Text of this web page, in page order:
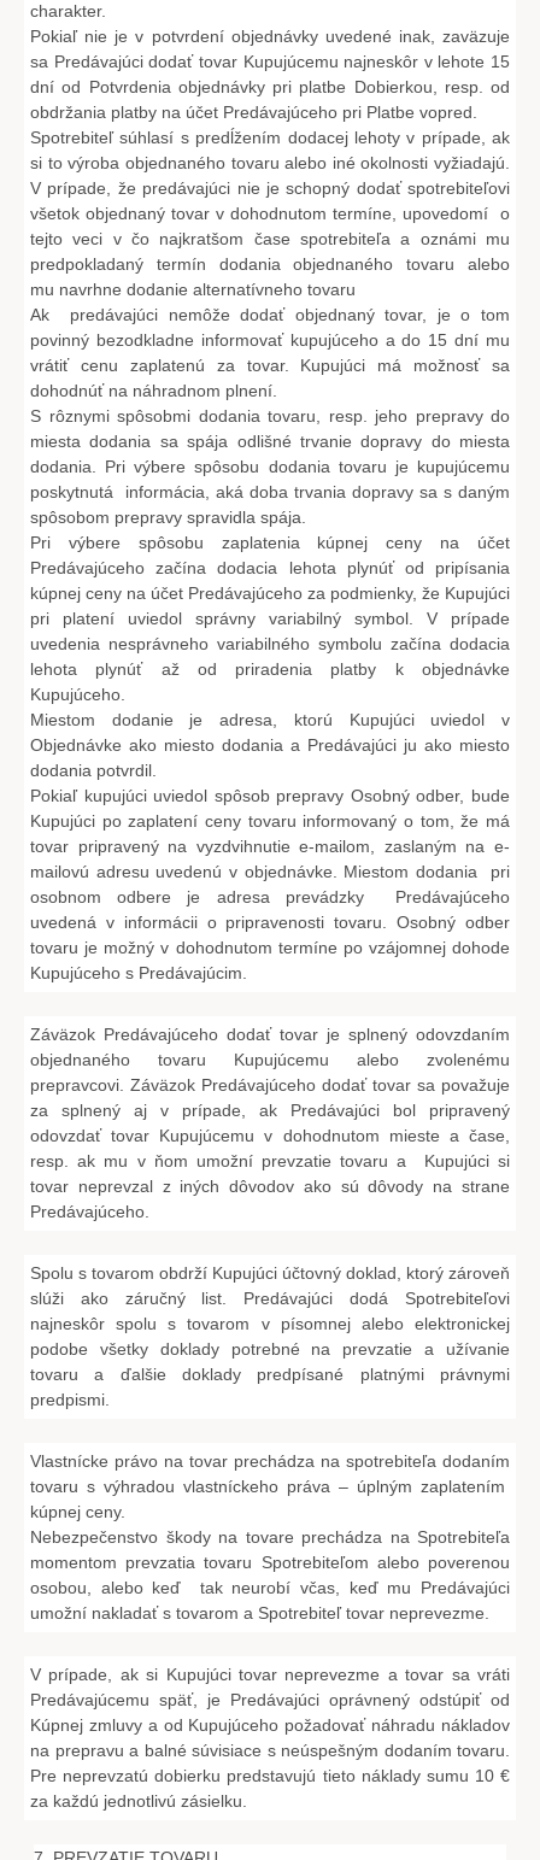
charakter.
Pokiaľ nie je v potvrdení objednávky uvedené inak, zaväzuje
sa Predávajúci dodať tovar Kupujúcemu najneskôr v lehote 15
dní od Potvrdenia objednávky pri platbe Dobierkou, resp. od
obdržania platby na účet Predávajúceho pri Platbe vopred.
Spotrebiteľ súhlasí s predĺžením dodacej lehoty v prípade, ak
si to výroba objednaného tovaru alebo iné okolnosti vyžiadajú.
V prípade, že predávajúci nie je schopný dodať spotrebiteľovi
všetok objednaný tovar v dohodnutom termíne, upovedomí o
tejto veci v čo najkratšom čase spotrebiteľa a oznámi mu
predpokladaný termín dodania objednaného tovaru alebo
mu navrhne dodanie alternatívneho tovaru
Ak predávajúci nemôže dodať objednaný tovar, je o tom
povinný bezodkladne informovať kupujúceho a do 15 dní mu
vrátiť cenu zaplatenú za tovar. Kupujúci má možnosť sa
dohodnúť na náhradnom plnení.
S rôznymi spôsobmi dodania tovaru, resp. jeho prepravy do
miesta dodania sa spája odlišné trvanie dopravy do miesta
dodania. Pri výbere spôsobu dodania tovaru je kupujúcemu
poskytnutá informácia, aká doba trvania dopravy sa s daným
spôsobom prepravy spravidla spája.
Pri výbere spôsobu zaplatenia kúpnej ceny na účet
Predávajúceho začína dodacia lehota plynúť od pripísania
kúpnej ceny na účet Predávajúceho za podmienky, že Kupujúci
pri platení uviedol správny variabilný symbol. V prípade
uvedenia nesprávneho variabilného symbolu začína dodacia
lehota plynúť až od priradenia platby k objednávke
Kupujúceho.
Miestom dodanie je adresa, ktorú Kupujúci uviedol v
Objednávke ako miesto dodania a Predávajúci ju ako miesto
dodania potvrdil.
Pokiaľ kupujúci uviedol spôsob prepravy Osobný odber, bude
Kupujúci po zaplatení ceny tovaru informovaný o tom, že má
tovar pripravený na vyzdvihnutie e-mailom, zaslaným na e-
mailovú adresu uvedenú v objednávke. Miestom dodania pri
osobnom odbere je adresa prevádzky Predávajúceho
uvedená v informácii o pripravenosti tovaru. Osobný odber
tovaru je možný v dohodnutom termíne po vzájomnej dohode
Kupujúceho s Predávajúcim.
Záväzok Predávajúceho dodať tovar je splnený odovzdaním
objednaného tovaru Kupujúcemu alebo zvolenému
prepravcovi. Záväzok Predávajúceho dodať tovar sa považuje
za splnený aj v prípade, ak Predávajúci bol pripravený
odovzdať tovar Kupujúcemu v dohodnutom mieste a čase,
resp. ak mu v ňom umožní prevzatie tovaru a Kupujúci si
tovar neprevzal z iných dôvodov ako sú dôvody na strane
Predávajúceho.
Spolu s tovarom obdrží Kupujúci účtovný doklad, ktorý zároveň
slúži ako záručný list. Predávajúci dodá Spotrebiteľovi
najneskôr spolu s tovarom v písomnej alebo elektronickej
podobe všetky doklady potrebné na prevzatie a užívanie
tovaru a ďalšie doklady predpísané platnými právnymi
predpismi.
Vlastnícke právo na tovar prechádza na spotrebiteľa dodaním
tovaru s výhradou vlastníckeho práva – úplným zaplatením
kúpnej ceny.
Nebezpečenstvo škody na tovare prechádza na Spotrebiteľa
momentom prevzatia tovaru Spotrebiteľom alebo poverenou
osobou, alebo keď tak neurobí včas, keď mu Predávajúci
umožní nakladať s tovarom a Spotrebiteľ tovar neprevezme.
V prípade, ak si Kupujúci tovar neprevezme a tovar sa vráti
Predávajúcemu späť, je Predávajúci oprávnený odstúpiť od
Kúpnej zmluvy a od Kupujúceho požadovať náhradu nákladov
na prepravu a balné súvisiace s neúspešným dodaním tovaru.
Pre neprevzatú dobierku predstavujú tieto náklady sumu 10 €
za každú jednotlivú zásielku.